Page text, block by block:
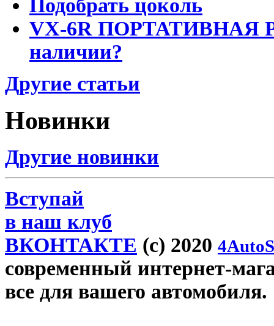
Подобрать цоколь
VX-6R ПОРТАТИВНАЯ
наличии?
Другие статьи
Новинки
Другие новинки
Вступай
в наш клуб
ВКОНТАКТЕ (c) 2020
современный интернет-
все для вашего автомобиля.